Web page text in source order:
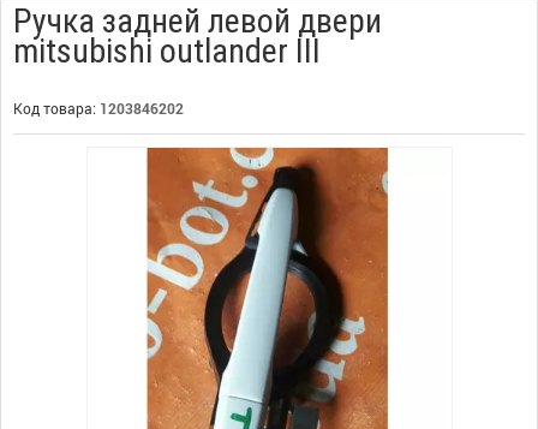
Ручка задней левой двери
mitsubishi outlander III
Код товара: 1203846202